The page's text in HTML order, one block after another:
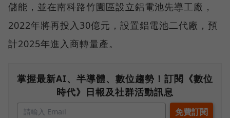
儲能，並在南科路竹園區設立鋁電池先導工廠，
2022年將再投入30億元，設置鋁電池二代廠，預
計2025年進入商轉量產。
掌握最新AI、半導體、數位趨勢！訂閱《數位
時代》日報及社群活動訊息